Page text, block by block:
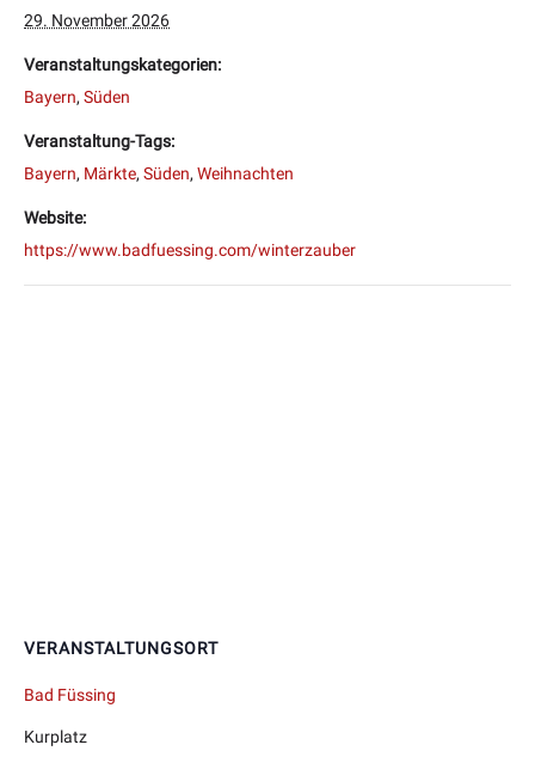
29. November 2026
Veranstaltungskategorien:
Bayern, Süden
Veranstaltung-Tags:
Bayern, Märkte, Süden, Weihnachten
Website:
https://www.badfuessing.com/winterzauber
VERANSTALTUNGSORT
Bad Füssing
Kurplatz